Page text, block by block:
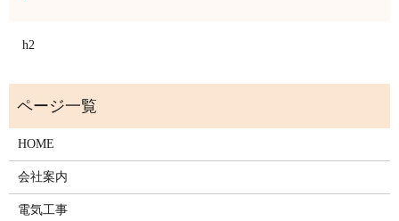
h2
HOME
会社案内
電気工事